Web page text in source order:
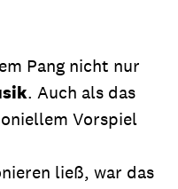
Pang nicht nur
. Auch als das
Vorspiel
ließ, war das